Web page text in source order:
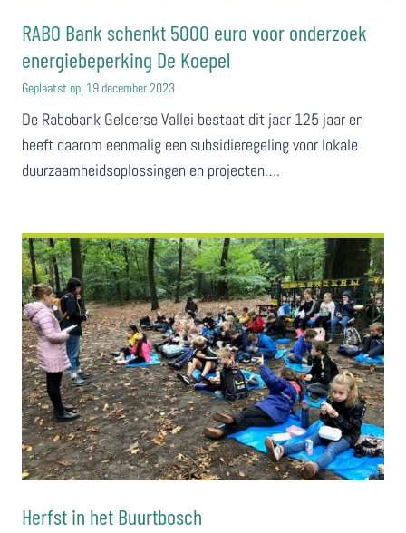
RABO Bank schenkt 5000 euro voor onderzoek
energiebeperking De Koepel
Geplaatst op: 19 december 2023
De Rabobank Gelderse Vallei bestaat dit jaar 125 jaar en
heeft daarom eenmalig een subsidieregeling voor lokale
duurzaamheidsoplossingen en projecten….
Herfst in het Buurtbosch